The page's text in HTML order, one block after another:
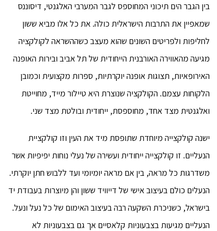
בין הגבר הים תיכוני המחוספס לגבר המערבי האלגנטי, דיסוננס
שמאפיין את התרבות הישראלית כולה. את כל אלו מביא ששון
לחליפות ולפריטים השונים שהוא מעצב כשההשראה לקולקציה
מגיעה מהאווירה האורבנית הייחודית של תל אביב ובירות האופנה
האירופאיות, תצוגות אופנה יוקרתיות, ספרות מקצועית וכמובן
הלקוחות עצמם. הקולקציה שנוצרת היא טיילור מייד, מחוייטת
ואלגנטית מצד אחד, מחוספסת, ייחודית ובולטת מצד שני.
ישנה קולקצייה מיוחדת שתופסת מיד את העין וזו קולקציית
הנעליים. זו קולקצייה ייחודית ועשירה של נעלי נוחות יפיפיות אשר
משדרגות כל מראה, בין אם מראה יומיומי ועד ללבוש חתן יוקרתי.
הנעלים כולם בעיצוב אישי של דייוויד ששון והן מיוצרות בעבודת יד
בישראל, כשניכרת השקעה רבה בעיצוב האימום של כל נעל ונעל.
הנעליים מגיעות בצבעוניות קלאסיים אך גם בצבעוניות לא